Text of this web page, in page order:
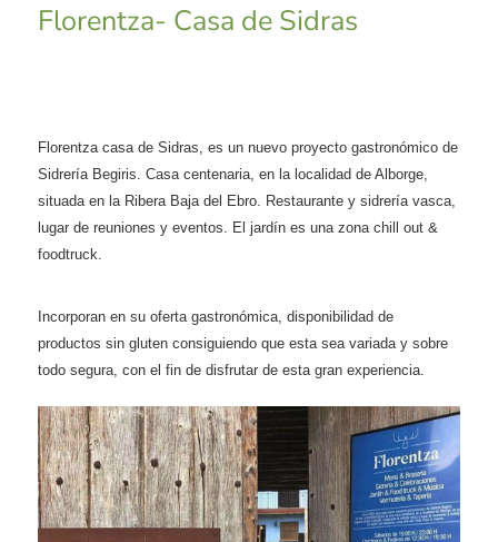
Florentza- Casa de Sidras
Florentza casa de Sidras, es un nuevo proyecto gastronómico de
Sidrería Begiris. Casa centenaria, en la localidad de Alborge,
situada en la Ribera Baja del Ebro. Restaurante y sidrería vasca,
lugar de reuniones y eventos. El jardín es una zona chill out &
foodtruck.
Incorporan en su oferta gastronómica, disponibilidad de
productos sin gluten consiguiendo que esta sea variada y sobre
todo segura, con el fin de disfrutar de esta gran experiencia.